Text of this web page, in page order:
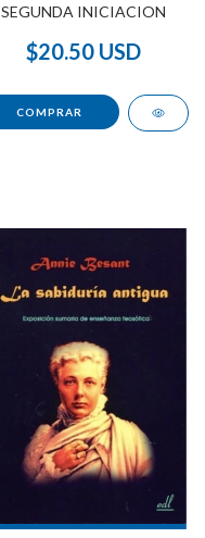
SEGUNDA INICIACION
$20.50 USD